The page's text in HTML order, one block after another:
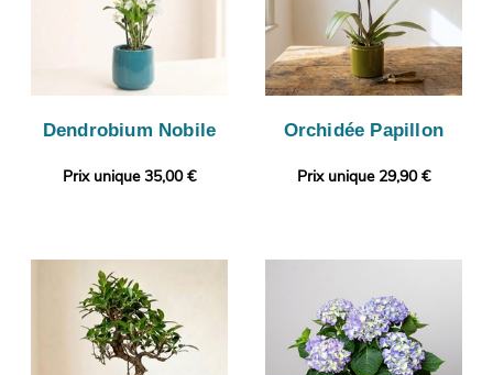
Dendrobium Nobile
Prix unique 35,00 €
Orchidée Papillon
Prix unique 29,90 €